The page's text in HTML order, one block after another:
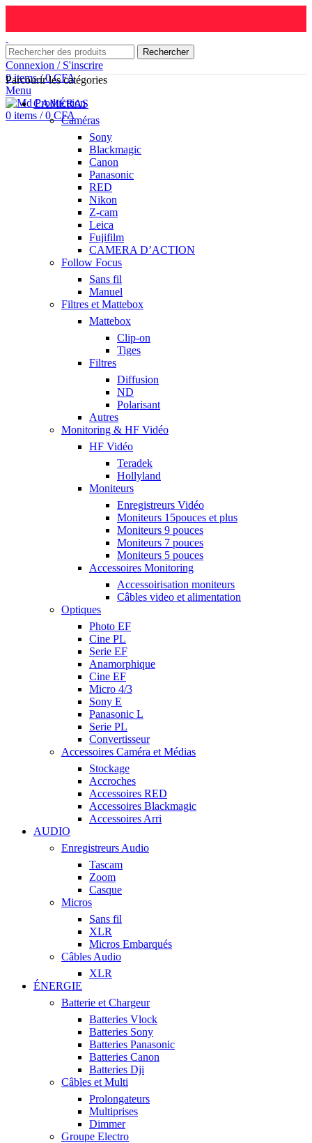
Rechercher
Connexion / S'inscrire
0items / 0CFA
Menu
0 items / 0 CFA
Parcourir les catégories
CAMÉRAS
Caméras
Sony
Blackmagic
Canon
Panasonic
RED
Nikon
Z-cam
Leica
Fujifilm
CAMERA D’ACTION
Follow Focus
Sans fil
Manuel
Filtres et Mattebox
Mattebox
Clip-on
Tiges
Filtres
Diffusion
ND
Polarisant
Autres
Monitoring & HF Vidéo
HF Vidéo
Teradek
Hollyland
Moniteurs
Enregistreurs Vidéo
Moniteurs 15pouces et plus
Moniteurs 9 pouces
Moniteurs 7 pouces
Moniteurs 5 pouces
Accessoires Monitoring
Accessoirisation moniteurs
Câbles video et alimentation
Optiques
Photo EF
Cine PL
Serie EF
Anamorphique
Cine EF
Micro 4/3
Sony E
Panasonic L
Serie PL
Convertisseur
Accessoires Caméra et Médias
Stockage
Accroches
Accessoires RED
Accessoires Blackmagic
Accessoires Arri
AUDIO
Enregistreurs Audio
Tascam
Zoom
Casque
Micros
Sans fil
XLR
Micros Embarqués
Câbles Audio
XLR
ÉNERGIE
Batterie et Chargeur
Batteries Vlock
Batteries Sony
Batteries Panasonic
Batteries Canon
Batteries Dji
Câbles et Multi
Prolongateurs
Multiprises
Dimmer
Groupe Electro